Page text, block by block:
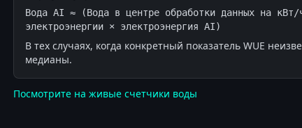
Вода AI ≈ (Вода в центре обработки данных на
электроэнергии × электроэнергия AI)
В тех случаях, когда конкретный показатель WUE
медианы.
Посмотрите на живые счетчики воды